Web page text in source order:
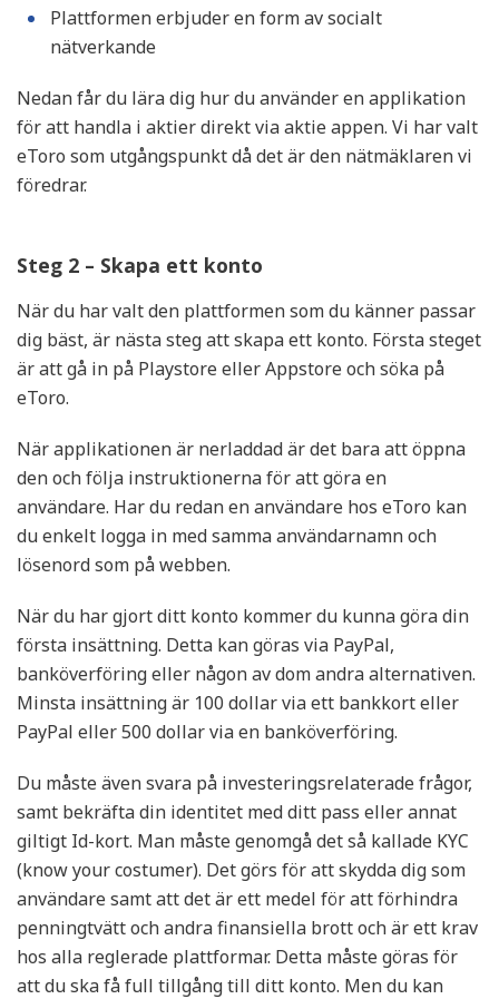
Plattformen erbjuder en form av socialt
nätverkande
Nedan får du lära dig hur du använder en applikation
för att handla i aktier direkt via aktie appen. Vi har valt
eToro som utgångspunkt då det är den nätmäklaren vi
föredrar.
Steg 2 – Skapa ett konto
När du har valt den plattformen som du känner passar
dig bäst, är nästa steg att skapa ett konto. Första steget
är att gå in på Playstore eller Appstore och söka på
eToro.
När applikationen är nerladdad är det bara att öppna
den och följa instruktionerna för att göra en
användare. Har du redan en användare hos eToro kan
du enkelt logga in med samma användarnamn och
lösenord som på webben.
När du har gjort ditt konto kommer du kunna göra din
första insättning. Detta kan göras via PayPal,
banköverföring eller någon av dom andra alternativen.
Minsta insättning är 100 dollar via ett bankkort eller
PayPal eller 500 dollar via en banköverföring.
Du måste även svara på investeringsrelaterade frågor,
samt bekräfta din identitet med ditt pass eller annat
giltigt Id-kort. Man måste genomgå det så kallade KYC
(know your costumer). Det görs för att skydda dig som
användare samt att det är ett medel för att förhindra
penningtvätt och andra finansiella brott och är ett krav
hos alla reglerade plattformar. Detta måste göras för
att du ska få full tillgång till ditt konto. Men du kan